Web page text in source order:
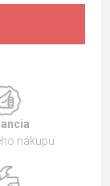
nákupu